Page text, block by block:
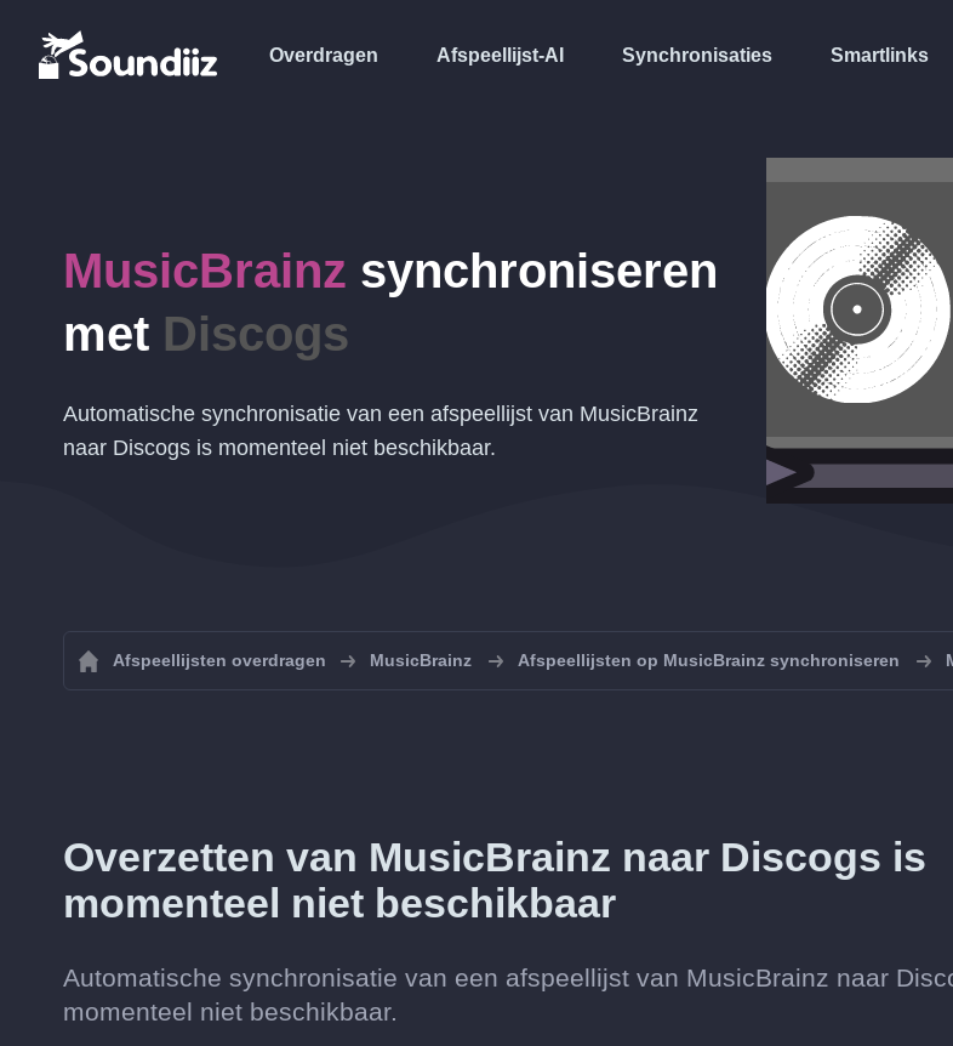
Overdragen Afspeellijst-AI Synchronisaties Smartlinks
MusicBrainz synchroniseren
met Discogs
Automatische synchronisatie van een afspeellijst van MusicBrainz
naar Discogs is momenteel niet beschikbaar.
Afspeellijsten overdragen MusicBrainz Afspeellijsten op MusicBrainz synchroniseren
Overzetten van MusicBrainz naar Discogs is
momenteel niet beschikbaar
Automatische synchronisatie van een afspeellijst van MusicBrainz naar
momenteel niet beschikbaar.